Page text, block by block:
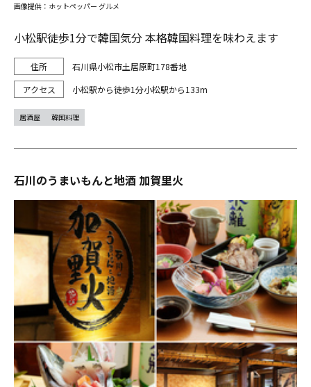
小松駅徒歩1分で韓国気分 本格韓国料理を味わえます
石川県小松市土居原町178番地
小松駅から徒歩1分小松駅から133m
画像提供：ホットペッパー グルメ
居酒屋 韓国料理
石川のうまいもんと地酒 加賀里火